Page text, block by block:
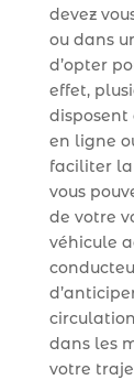
devez
ou dans
d’opter
effet,
disposent
en ligne
faciliter la
vous
de votre
véhicule
dans les
votre